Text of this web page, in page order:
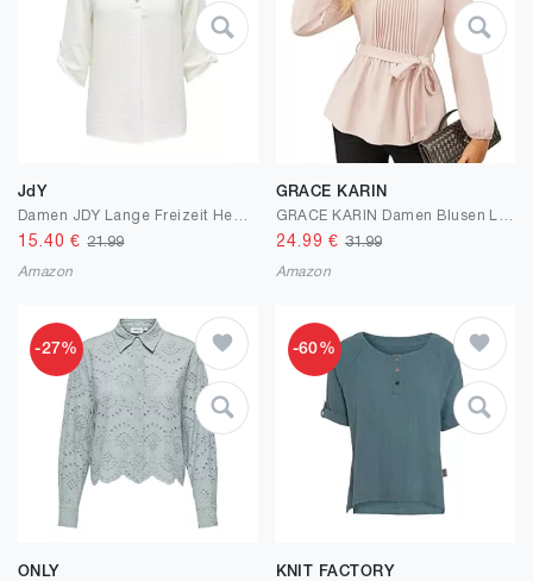
JdY
15.40 €21.99
Amazon
GRACE KARIN
24.99 € 31.99
Amazon
-27%
ONLY
-60%
KNIT FACTORY